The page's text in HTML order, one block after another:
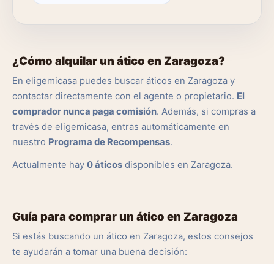
¿Cómo alquilar un ático en Zaragoza?
En eligemicasa puedes buscar áticos en Zaragoza y
contactar directamente con el agente o propietario. El
comprador nunca paga comisión. Además, si compras a
través de eligemicasa, entras automáticamente en
nuestro Programa de Recompensas.
Actualmente hay 0 áticos disponibles en Zaragoza.
Guía para comprar un ático en Zaragoza
Si estás buscando un ático en Zaragoza, estos consejos
te ayudarán a tomar una buena decisión: